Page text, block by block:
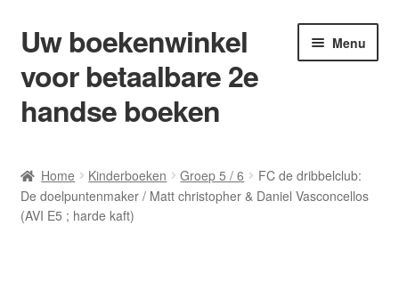
Ga
door
naar
navigatie
Ga
naar
de
inhoud
Uw boekenwinkel
voor betaalbare 2e
handse boeken
Menu
Afrekenen
Home Kinderboeken Groep 5 / 6
FC de dribbelclub:
De doelpuntenmaker / Matt christopher & Daniel Vasconcellos
(AVI E5 ; harde kaft)